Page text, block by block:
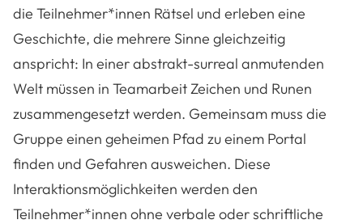
die Teilnehmer*innen Rätsel und erleben eine
Geschichte, die mehrere Sinne gleichzeitig
anspricht: In einer abstrakt-surreal anmutenden
Welt müssen in Teamarbeit Zeichen und Runen
zusammengesetzt werden. Gemeinsam muss die
Gruppe einen geheimen Pfad zu einem Portal
finden und Gefahren ausweichen. Diese
Interaktionsmöglichkeiten werden den
Teilnehmer*innen ohne verbale oder schriftliche